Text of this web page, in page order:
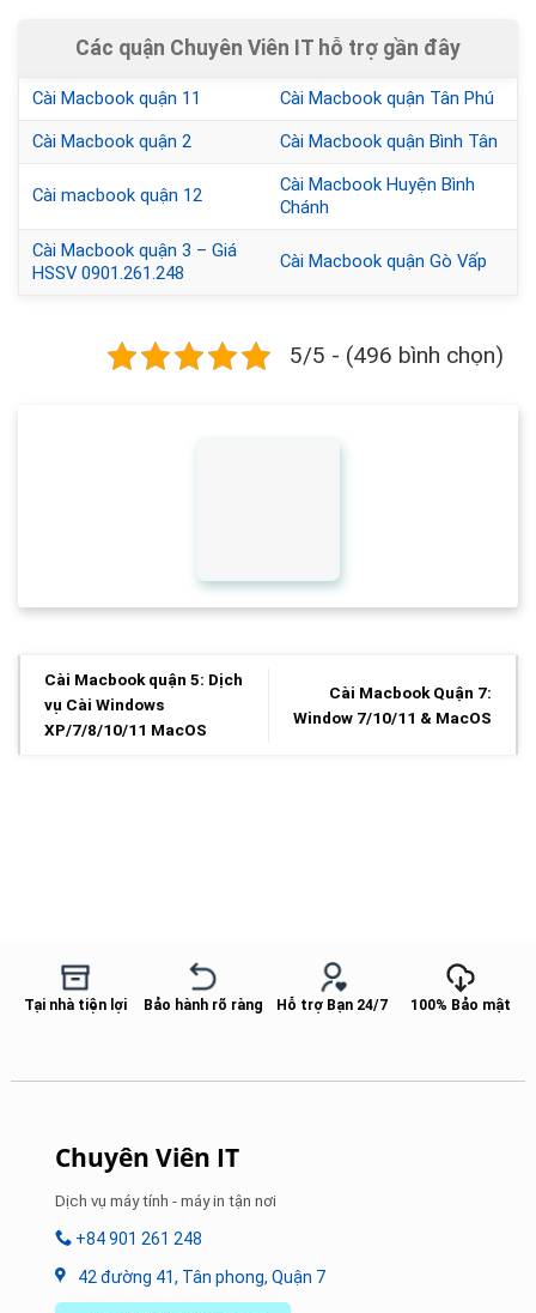
Các quận Chuyên Viên IT hỗ trợ gần đây
Cài Macbook quận 11
Cài Macbook quận Tân Phú
Cài Macbook quận 2
Cài Macbook quận Bình Tân
Cài macbook quận 12
Cài Macbook Huyện Bình
Chánh
Cài Macbook quận 3 – Giá
HSSV 0901.261.248
Cài Macbook quận Gò Vấp
5/5 - (496 bình chọn)
Cài Macbook quận 5: Dịch
vụ Cài Windows
XP/7/8/10/11 MacOS
Cài Macbook Quận 7:
Window 7/10/11 & MacOS
Tại nhà tiện lợi Bảo hành rõ ràng Hỗ trợ Bạn 24/7 100% Bảo mật
Chuyên Viên IT
Dịch vụ máy tính - máy in tận nơi
+84 901 261 248
42 đường 41, Tân phong, Quận 7